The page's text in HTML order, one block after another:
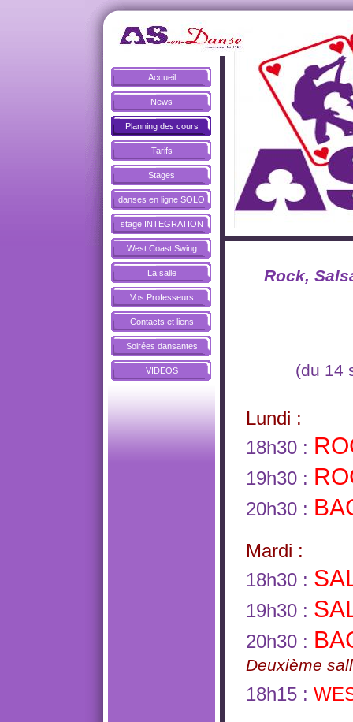
Accueil
News
Planning des cours
Tarifs
Stages
danses en ligne SOLO
stage INTEGRATION
West Coast Swing
La salle
Vos Professeurs
Contacts et liens
Soirées dansantes
VIDEOS
Rock,
(du 14
Lundi :
18h30 :
19h30 :
20h30 :
Mardi :
18h30 :
19h30 :
20h30 :
Deuxième
18h15 :